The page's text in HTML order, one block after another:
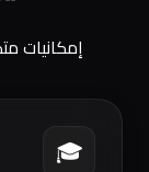
إمكانيات
🎓